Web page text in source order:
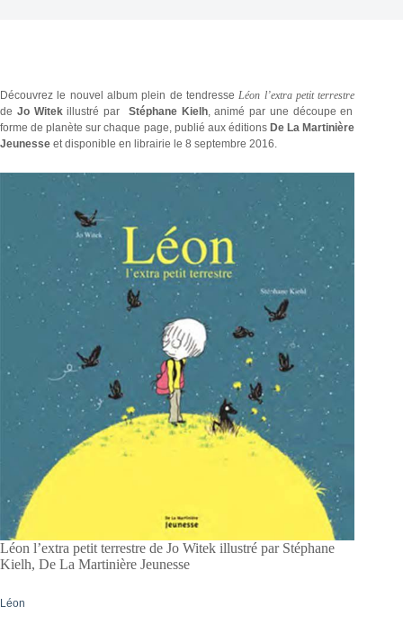
Découvrez le nouvel album plein de tendresseLéon l’extra petit terrestre
de Jo Witekillustré par Stéphane Kielh, animé par une découpe en
forme de planète sur chaque page, publié aux éditions De La Martinière
Jeunesse et disponible en librairie le 8 septembre 2016.
Léon l’extra petit terrestre de Jo Witek illustré par Stéphane
Kielh, De La Martinière Jeunesse
Léon